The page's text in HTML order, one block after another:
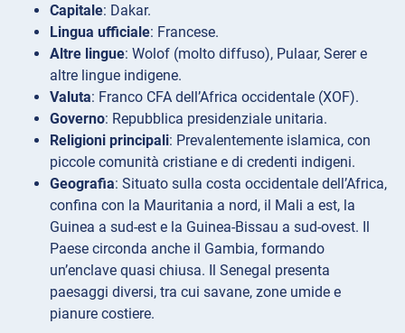
Capitale: Dakar.
Lingua ufficiale: Francese.
Altre lingue: Wolof (molto diffuso), Pulaar, Serer e
altre lingue indigene.
Valuta: Franco CFA dell’Africa occidentale (XOF).
Governo: Repubblica presidenziale unitaria.
Religioni principali: Prevalentemente islamica, con
piccole comunità cristiane e di credenti indigeni.
Geografia: Situato sulla costa occidentale dell’Africa,
confina con la Mauritania a nord, il Mali a est, la
Guinea a sud-est e la Guinea-Bissau a sud-ovest. Il
Paese circonda anche il Gambia, formando
un’enclave quasi chiusa. Il Senegal presenta
paesaggi diversi, tra cui savane, zone umide e
pianure costiere.